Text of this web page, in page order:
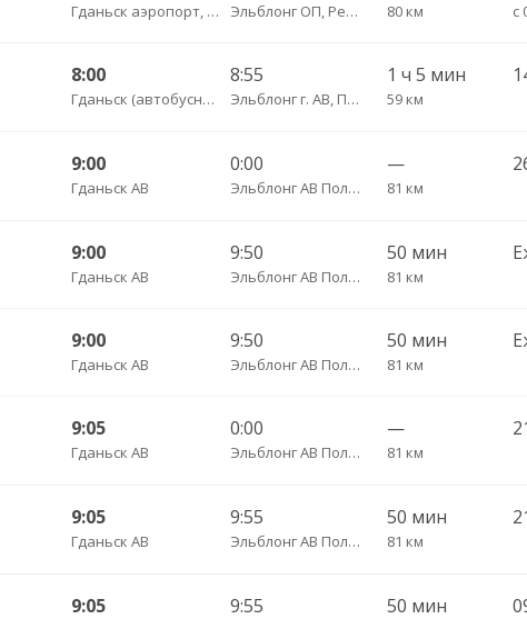
Гданьск аэропорт, ул. Ю. Словацкого, 200, платформа 7 Эльблонг ОП, Республика Польша, г. пл. Дворцовы, д. 4 80 км
8:00
Гданьск (автобусная остановка АВ на ул. 3 Мая)
8:55
Эльблонг г. АВ, Польша, г. пл. Дворцовы, д. 4
1 ч 5 мин
59 км
9:00
Гданьск АВ
0:00
Эльблонг АВ Польша, ул. Грунвальдска, 61
—
81 км
9:00
Гданьск АВ
9:50
Эльблонг АВ Польша, ул. Грунвальдска, 61
50 мин
81 км
9:00
Гданьск АВ
9:50
Эльблонг АВ Польша, ул. Грунвальдска, 61
50 мин
81 км
9:05
Гданьск АВ
0:00
Эльблонг АВ Польша, ул. Грунвальдска, 61
—
81 км
9:05
Гданьск АВ
9:55
Эльблонг АВ Польша, ул. Грунвальдска, 61
50 мин
81 км
9:05 9:55 50 мин